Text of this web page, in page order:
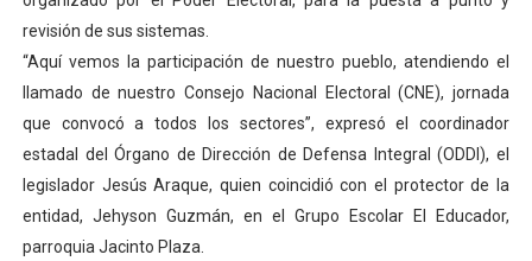
Venezuela Renace 2026 lleva sonrisas y prevención a
Mérida impulsa el mapa de conocimientos con
Complejo Educativo Talento Deportivo lanza Plan
Arnaldo Sánchez reinaugura Parque Recreacional
Corposalud inició talleres para aspirantes al curso de
revisión de sus sistemas.
“Aquí vemos la participación de nuestro pueblo, atendiendo el
llamado de nuestro Consejo Nacional Electoral (CNE), jornada
que convocó a todos los sectores”, expresó el coordinador
estadal del Órgano de Dirección de Defensa Integral (ODDI), el
legislador Jesús Araque, quien coincidió con el protector de la
entidad, Jehyson Guzmán, en el Grupo Escolar El Educador,
parroquia Jacinto Plaza.